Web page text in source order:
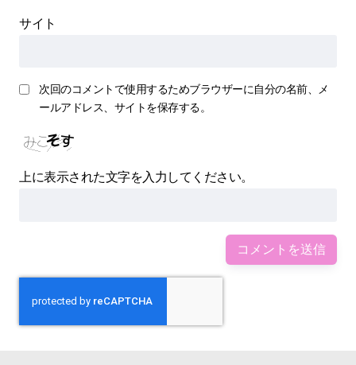
サイト
次回のコメントで使用するためブラウザーに自分の名前、メ
ールアドレス、サイトを保存する。
上に表示された文字を入力してください。